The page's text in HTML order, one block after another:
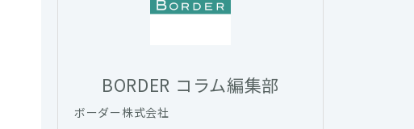
BORDER コラム編集部
ボーダー株式会社